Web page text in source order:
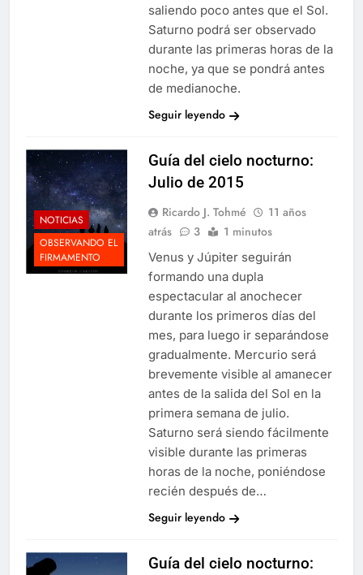
saliendo poco antes que el Sol.
Saturno podrá ser observado
durante las primeras horas de la
noche, ya que se pondrá antes
de medianoche.
Seguir leyendo
NOTICIAS
OBSERVANDO EL
FIRMAMENTO
Guía del cielo nocturno:
Julio de 2015
Ricardo J. Tohmé
11 años
atrás
3 1 minutos
Venus y Júpiter seguirán
formando una dupla
espectacular al anochecer
durante los primeros días del
mes, para luego ir separándose
gradualmente. Mercurio será
brevemente visible al amanecer
antes de la salida del Sol en la
primera semana de julio.
Saturno será siendo fácilmente
visible durante las primeras
horas de la noche, poniéndose
recién después de…
Seguir leyendo
Guía del cielo nocturno: